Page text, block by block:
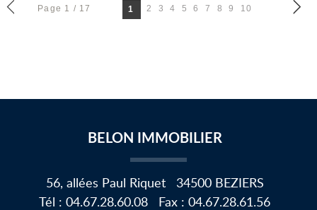
Page 1 / 17 1 2 3 4 5 6 7 8 9 10
BELON IMMOBILIER
56, allées Paul Riquet 34500 BEZIERS
Tél :04.67.28.60.08 Fax :04.67.28.61.56